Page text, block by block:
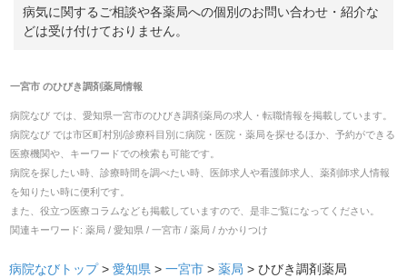
病気に関するご相談や各薬局への個別のお問い合わせ・紹介な
どは受け付けておりません。
一宮市のひびき調剤薬局情報
病院なび では、 愛知県一宮市のひびき調剤薬局の求人・転職情報を掲載しています。
病院なび では市区町村別/診療科目別に病院・医院・薬局を探せるほか、予約ができる
医療機関や、キーワードでの検索も可能です。
病院を探したい時、診療時間を調べたい時、医師求人や看護師求人、薬剤師求人情報
を知りたい時に便利です。
また、役立つ医療コラムなども掲載していますので、是非ご覧になってください。
関連キーワード: 薬局 / 愛知県 / 一宮市 / 薬局 / かかりつけ
病院なびトップ > 愛知県 > 一宮市 > 薬局 > ひびき調剤薬局